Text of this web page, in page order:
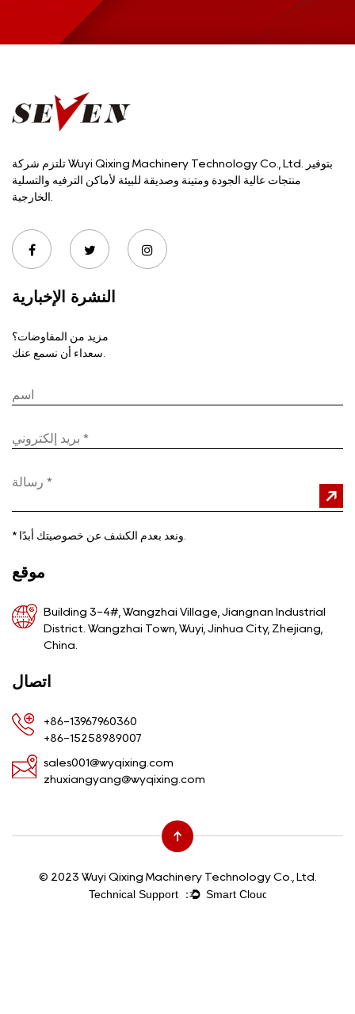
تلتزم شركة Wuyi Qixing Machinery Technology Co., Ltd. بتوفير
منتجات عالية الجودة ومتينة وصديقة للبيئة لأماكن الترفيه والتسلية
النشرة الإخبارية
مزيد من المفاوضات؟
*
موقع
Building 3-4#, Wangzhai Village, Jiangnan Industrial
District. Wangzhai Town, Wuyi, Jinhua City, Zhejiang,
China.
اتصال
+86-13967960360
+86-15258989007
sales001@wyqixing.com
zhuxiangyang@wyqixing.com
© 2023 Wuyi Qixing Machinery Technology Co., Ltd.